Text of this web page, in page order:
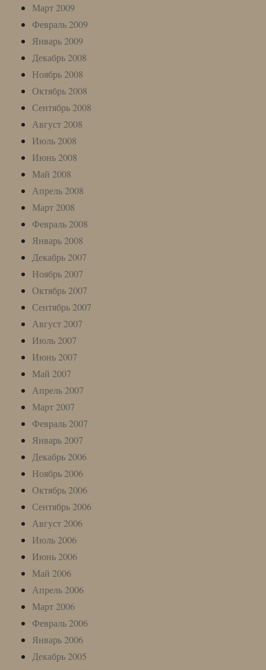
Март 2009
Февраль 2009
Январь 2009
Декабрь 2008
Ноябрь 2008
Октябрь 2008
Сентябрь 2008
Август 2008
Июль 2008
Июнь 2008
Май 2008
Апрель 2008
Март 2008
Февраль 2008
Январь 2008
Декабрь 2007
Ноябрь 2007
Октябрь 2007
Сентябрь 2007
Август 2007
Июль 2007
Июнь 2007
Май 2007
Апрель 2007
Март 2007
Февраль 2007
Январь 2007
Декабрь 2006
Ноябрь 2006
Октябрь 2006
Сентябрь 2006
Август 2006
Июль 2006
Июнь 2006
Май 2006
Апрель 2006
Март 2006
Февраль 2006
Январь 2006
Декабрь 2005